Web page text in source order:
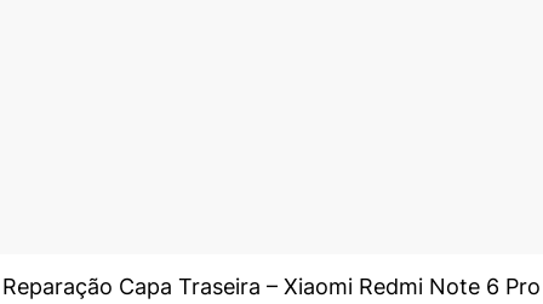
Reparação Capa Traseira – Xiaomi Redmi Note 6 Pro